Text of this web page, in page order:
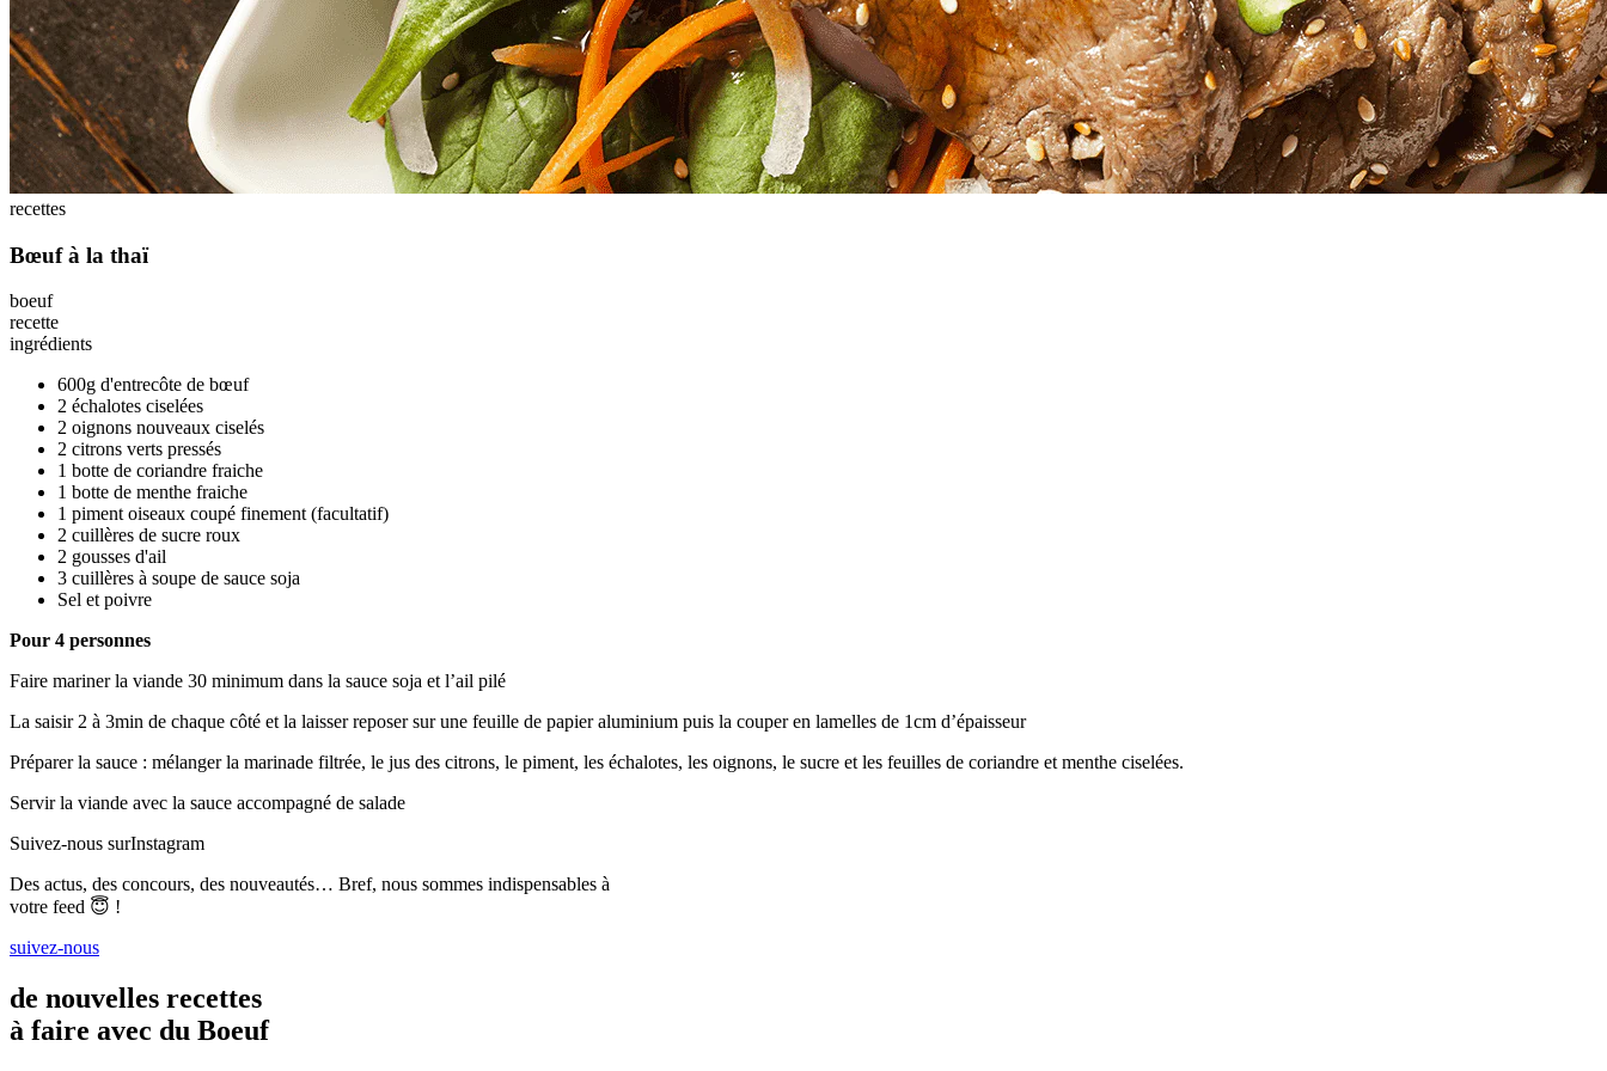
recettes
Bœuf à la thaï
boeuf
recette
ingrédients
600g d'entrecôte de bœuf
2 échalotes ciselées
2 oignons nouveaux ciselés
2 citrons verts pressés
1 botte de coriandre fraiche
1 botte de menthe fraiche
1 piment oiseaux coupé finement (facultatif)
2 cuillères de sucre roux
2 gousses d'ail
3 cuillères à soupe de sauce soja
Sel et poivre
Pour 4 personnes
Faire mariner la viande 30 minimum dans la sauce soja et l’ail pilé
La saisir 2 à 3min de chaque côté et la laisser reposer sur une feuille de papier aluminium puis la couper en lamelles de 1cm d’épaisseur
Préparer la sauce : mélanger la marinade filtrée, le jus des citrons, le piment, les échalotes, les oignons, le sucre et les feuilles de coriandre et menthe ciselées.
Servir la viande avec la sauce accompagné de salade
Suivez-nous surInstagram
Des actus, des concours, des nouveautés… Bref, nous sommes indispensables à
votre feed 😇 !
suivez-nous
de nouvelles recettes
à faire avec du Boeuf